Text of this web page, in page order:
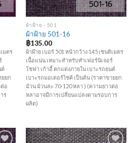
มตร
ต์
ยยก
อ
ร
ผ้าฝ้าย - 501
ผ้าฝ้าย 501-16
฿135.00
ผ้าฝ้าย เบอร์ 501 หน้ากว้าง 145 เซนติเมตร
เนื้อแน่น เหมาะสำหรับทำเฟอร์นิเจอร์
โซฟา เก้าอี้ ตกแต่งภายใน เบาะรถยนต์
เบาะรถมอเตอร์ไซค์ เป็นต้น (ราคาขายยก
ม้วน ม้วนละ 70-120 หลา ) (ความยาวต่อ
หลาอาจมีการเปลี่ยนแปลงตามรอบการ
ผลิต)